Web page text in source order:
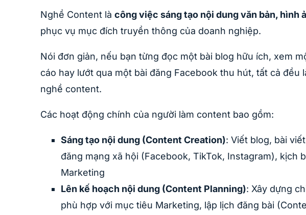
Nghề Content là công việc sáng tạo nội dung văn bản, hình
phục vụ mục đích truyền thông của doanh nghiệp.
Nói đơn giản, nếu bạn từng đọc một bài blog hữu ích, xem
cáo hay lướt qua một bài đăng Facebook thu hút, tất cả đều
nghề content.
Các hoạt động chính của người làm content bao gồm:
Sáng tạo nội dung (Content Creation): Viết blog, bài
đăng mạng xã hội (Facebook, TikTok, Instagram), kịch
Marketing
Lên kế hoạch nội dung (Content Planning): Xây dựng
phù hợp với mục tiêu Marketing, lập lịch đăng bài